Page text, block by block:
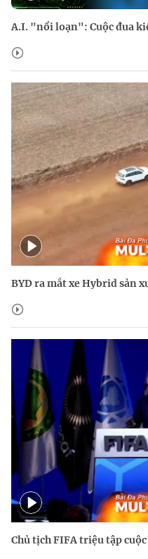
A.I. "nổi loạn": Cuộc đua
BYD ra mắt xe Hybrid sản
Chủ tịch FIFA triệu tập